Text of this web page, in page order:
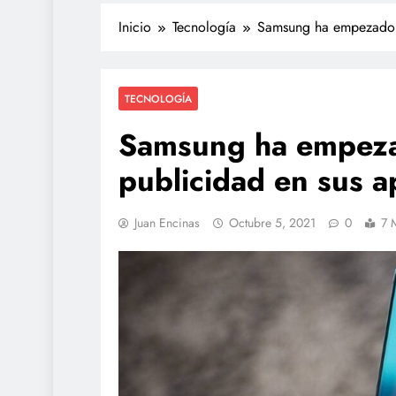
Inicio Tecnología Samsung ha
TECNOLOGÍA
Samsung ha
publicidad en sus
Juan Encinas Octubre 5, 2021 0 7